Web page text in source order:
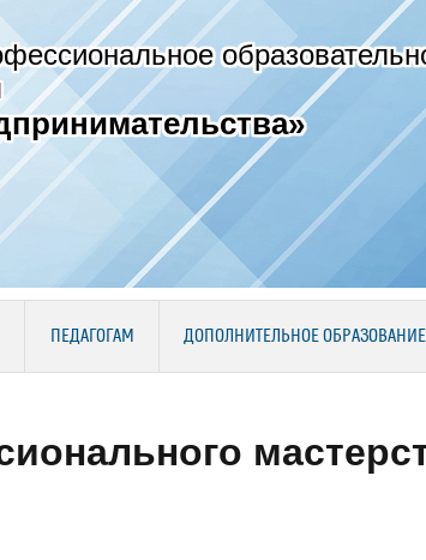
ПЕДАГОГАМ ДОПОЛНИТЕЛЬНОЕ ОБРАЗОВАНИЕ